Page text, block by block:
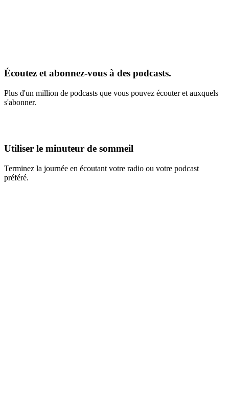
Écoutez et abonnez-vous à des podcasts.
Plus d'un million de podcasts que vous pouvez écouter et auxquels
s'abonner.
Utiliser le minuteur de sommeil
Terminez la journée en écoutant votre radio ou votre podcast
préféré.